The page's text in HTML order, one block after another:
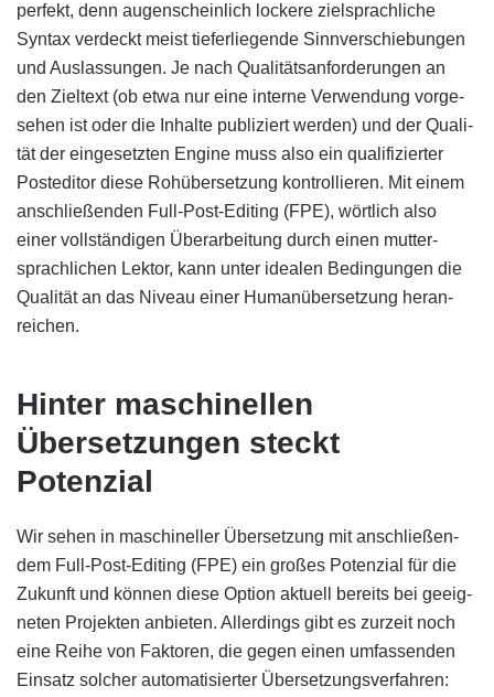
perfekt, denn augen­schein­lich lockere ziel­sprach­liche
Syntax ver­deckt meist tiefer­lie­gende Sinn­ver­schie­bun­gen
und Aus­las­sun­gen. Je nach Quali­täts­an­for­der­ungen an
den Ziel­text (ob etwa nur eine interne Ver­wen­dung vor­ge­
sehen ist oder die In­halte publi­ziert werden) und der Quali­
tät der ein­ge­setz­ten Engine muss also ein quali­fi­zier­ter
Post­editor diese Roh­über­set­zung kon­trol­lieren. Mit einem
an­schlie­ßen­den Full-Post-Editing (FPE), wörtlich also
einer voll­stän­digen Über­arbeitung durch einen mutter­
sprach­lichen Lektor, kann unter idealen Bedin­gungen die
Quali­tät an das Niveau einer Human­über­set­zung heran­
reichen.
Hinter maschinellen
Übersetzungen steckt
Potenzial
Wir sehen in maschineller Übersetzung mit an­schlie­ßen­
dem Full-Post-Editing (FPE) ein großes Poten­zial für die
Zu­kunft und können diese Option aktuell bereits bei ge­eig­
neten Pro­jekten an­bieten. Aller­dings gibt es zurzeit noch
eine Reihe von Fak­toren, die gegen einen um­fas­sen­den
Ein­satz solcher auto­ma­ti­sier­ter Über­set­zungs­ver­fahren: